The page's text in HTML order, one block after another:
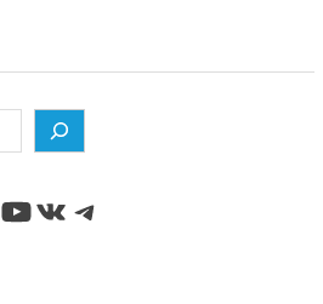
YouTube
ВКонтакте
Telegram